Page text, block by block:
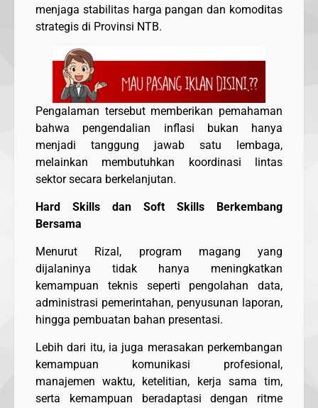
menjaga stabilitas harga pangan dan komoditas
strategis di Provinsi NTB.
Pengalaman tersebut memberikan pemahaman
bahwa pengendalian inflasi bukan hanya
menjadi tanggung jawab satu lembaga,
melainkan membutuhkan koordinasi lintas
sektor secara berkelanjutan.
Hard Skills dan Soft Skills Berkembang
Bersama
Menurut Rizal, program magang yang
dijalaninya tidak hanya meningkatkan
kemampuan teknis seperti pengolahan data,
administrasi pemerintahan, penyusunan laporan,
hingga pembuatan bahan presentasi.
Lebih dari itu, ia juga merasakan perkembangan
kemampuan komunikasi profesional,
manajemen waktu, ketelitian, kerja sama tim,
serta kemampuan beradaptasi dengan ritme